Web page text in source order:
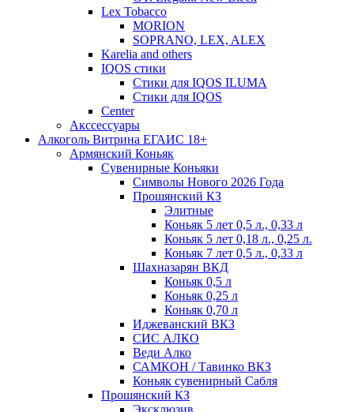
Lex Tobacco
MORION
SOPRANO, LEX, ALEX
Karelia and others
IQOS стики
Стики для IQOS ILUMA
Стики для IQOS
Сenter
Акссессуары
Алкоголь Витрина ЕГАИС 18+
Армянский Коньяк
Сувенирные Коньяки
Символы Нового 2026 Года
Прошянский КЗ
Элитные
Коньяк 5 лет 0,5 л., 0,33 л
Коньяк 5 лет 0,18 л., 0,25 л.
Коньяк 7 лет 0,5 л., 0,33 л
Шахназарян ВКД
Коньяк 0,5 л
Коньяк 0,25 л
Коньяк 0,70 л
Иджеванский ВКЗ
СИС АЛКО
Веди Алко
САМКОН / Тавинко ВКЗ
Коньяк сувенирный Сабля
Прошянский КЗ
Эксклюзив